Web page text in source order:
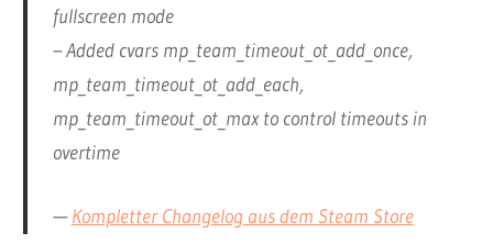
fullscreen mode
– Added cvars mp_team_timeout_ot_add_once,
mp_team_timeout_ot_add_each,
mp_team_timeout_ot_max to control timeouts in
overtime
—Kompletter Changelog aus dem Steam Store